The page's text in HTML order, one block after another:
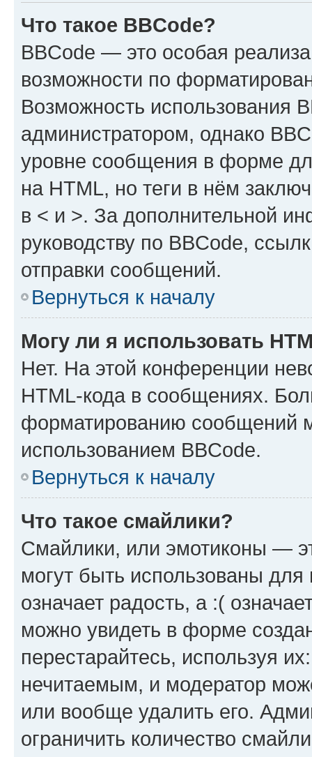
Что такое BBCode?
BBCode — это особая
возможности по
Возможность использования
администратором, однако
уровне сообщения в форме
на HTML, но теги в нём
в < и >. За дополнительной
руководству по BBCode,
отправки сообщений.
Вернуться к началу
Могу ли я использовать
Нет. На этой конференции
HTML-кода в сообщениях.
форматированию сообщений
использованием BBCode.
Вернуться к началу
Что такое смайлики?
Смайлики, или эмотиконы —
могут быть использованы
означает радость, а :(
можно увидеть в форме
перестарайтесь, используя
нечитаемым, и модератор
или вообще удалить его.
ограничить количество